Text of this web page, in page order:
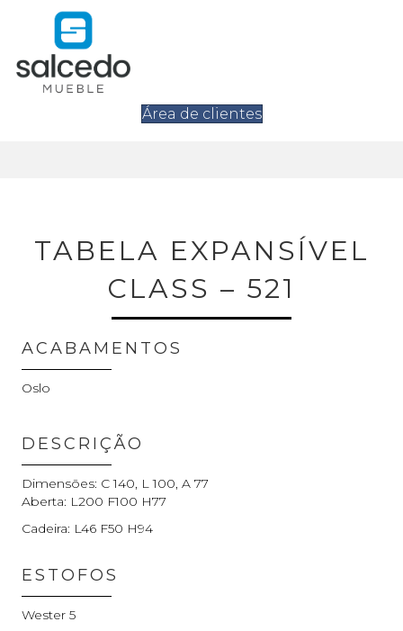
Área de clientes
TABELA EXPANSÍVEL
CLASS – 521
ACABAMENTOS
Oslo
DESCRIÇÃO
Dimensões: C 140, L 100, A 77
Aberta: L200 F100 H77
Cadeira: L46 F50 H94
ESTOFOS
Wester 5